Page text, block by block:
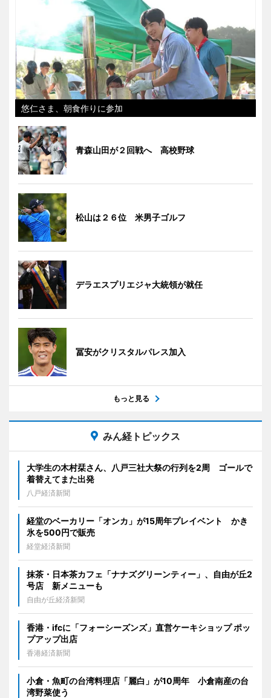
悠仁さま、朝食作りに参加
青森山田が２回戦へ 高校野球
松山は２６位 米男子ゴルフ
デラエスプリエジャ大統領が就任
冨安がクリスタルパレス加入
もっと見る
みん経トピックス
大学生の木村栞さん、八戸三社大祭の行列を2周 ゴールで
着替えてまた出発
八戸経済新聞
経堂のベーカリー「オンカ」が15周年プレイベント かき
氷を500円で販売
経堂経済新聞
抹茶・日本茶カフェ「ナナズグリーンティー」、自由が丘2
号店 新メニューも
自由が丘経済新聞
香港・ifcに「フォーシーズンズ」直営ケーキショップ ポッ
プアップ出店
香港経済新聞
小倉・魚町の台湾料理店「麗白」が10周年 小倉南産の台
湾野菜使う